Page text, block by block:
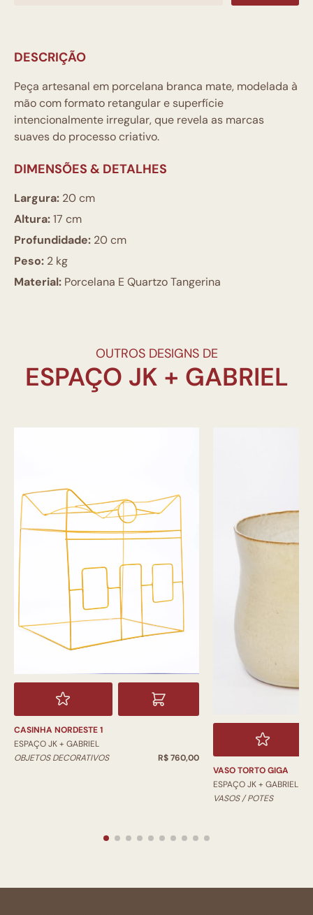
DESCRIÇÃO
Peça artesanal em porcelana branca mate, modelada à
mão com formato retangular e superfície
intencionalmente irregular, que revela as marcas
suaves do processo criativo.
DIMENSÕES & DETALHES
Largura: 20 cm
Altura:17 cm
Profundidade: 20 cm
Peso: 2 kg
Material: Porcelana E Quartzo Tangerina
OUTROS DESIGNS DE
CASINHA NORDESTE 1
ESPAÇO JK + GABRIEL
OBJETOS DECORATIVOS
R$ 760,00
VASO TORTO GIGA
ESPAÇO JK + GABRIEL
VASOS / POTES